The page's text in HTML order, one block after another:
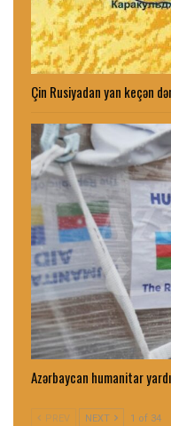
Çin Rusiyadan yan keçən
Azərbaycan humanitar
PREV NEXT 1 of 34